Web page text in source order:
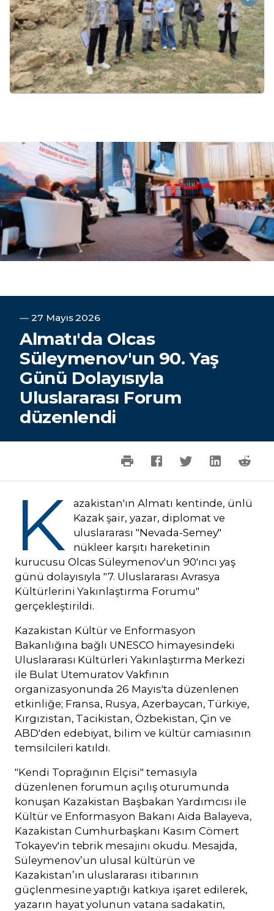
― 27 Mayıs 2026
Almatı'da Olcas
Süleymenov'un 90. Yaş
Günü Dolayısıyla
Uluslararası Forum
düzenlendi
K
azakistan'ın Almatı kentinde, ünlü
Kazak şair, yazar, diplomat ve
uluslararası "Nevada-Semey"
nükleer karşıtı hareketinin
kurucusu Olcas Süleymenov'un 90'ıncı yaş
günü dolayısıyla "7. Uluslararası Avrasya
Kültürlerini Yakınlaştırma Forumu"
gerçekleştirildi.
Kazakistan Kültür ve Enformasyon
Bakanlığına bağlı UNESCO himayesindeki
Uluslararası Kültürleri Yakınlaştırma Merkezi
ile Bulat Utemuratov Vakfının
organizasyonunda 26 Mayıs'ta düzenlenen
etkinliğe; Fransa, Rusya, Azerbaycan, Türkiye,
Kırgızistan, Tacikistan, Özbekistan, Çin ve
ABD'den edebiyat, bilim ve kültür camiasının
temsilcileri katıldı.
"Kendi Toprağının Elçisi" temasıyla
düzenlenen forumun açılış oturumunda
konuşan Kazakistan Başbakan Yardımcısı ile
Kültür ve Enformasyon Bakanı Aida Balayeva,
Kazakistan Cumhurbaşkanı Kasım Cömert
Tokayev'in tebrik mesajını okudu. Mesajda,
Süleymenov’un ulusal kültürün ve
Kazakistan’ın uluslararası itibarının
güçlenmesine yaptığı katkıya işaret edilerek,
yazarın hayat yolunun vatana sadakatin,